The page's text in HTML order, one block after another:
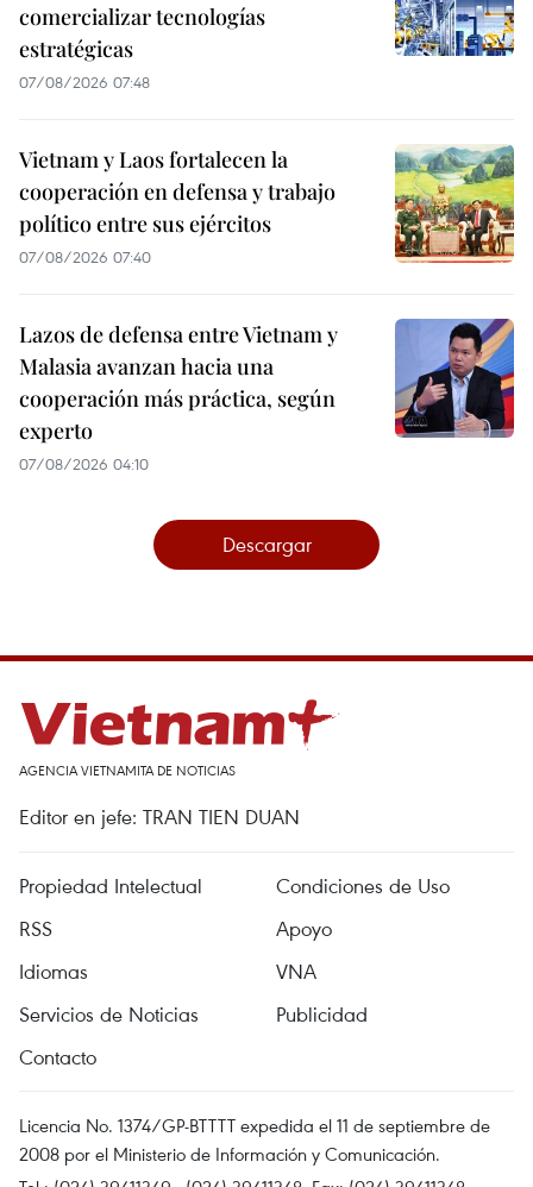
comercializar tecnologías
estratégicas
07/08/2026 07:48
Vietnam y Laos fortalecen la
cooperación en defensa y trabajo
político entre sus ejércitos
07/08/2026 07:40
Lazos de defensa entre Vietnam y
Malasia avanzan hacia una
cooperación más práctica, según
experto
07/08/2026 04:10
Descargar
AGENCIA VIETNAMITA DE NOTICIAS
Editor en jefe: TRAN TIEN DUAN
Propiedad Intelectual
Condiciones de Uso
RSS
Apoyo
Idiomas
VNA
Servicios de Noticias
Publicidad
Contacto
Licencia No. 1374/GP-BTTTT expedida el 11 de septiembre de
2008 por el Ministerio de Información y Comunicación.